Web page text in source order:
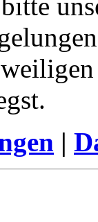
|